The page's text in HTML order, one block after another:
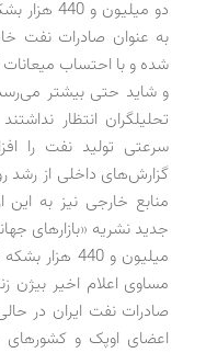
دو میلیون
به عنوان صادرات نفت
شده و با احتساب
و شاید حتی بیشتر
تحلیلگران انتظار
سرعتی تولید نفت را
گزارش‌های داخلی از رشد
منابع خارجی نیز به
جدید نشریه «بازارهای
میلیون و
مساوی اعلام اخیر بیژن
صادرات نفت ایران در
اعضای اوپک و کشورهای